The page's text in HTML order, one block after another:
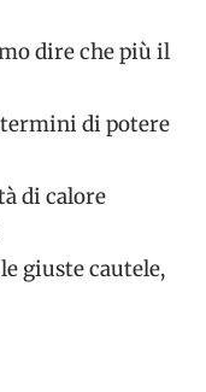
dire che più il
termini di potere
di calore
giuste cautele,